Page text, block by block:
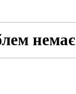
немає